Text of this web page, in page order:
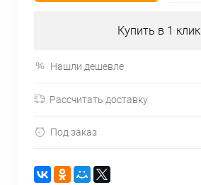
Купить в 1 клик
Нашли дешевле
Рассчитать доставку
Под заказ